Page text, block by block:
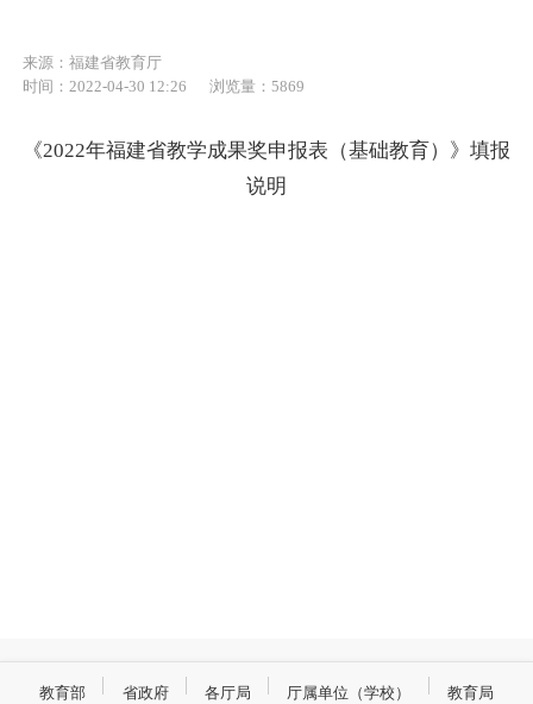
来源：福建省教育厅
时间：2022-04-30 12:26
浏览量：5869
《2022年福建省教学成果奖申报表（基础教育）》填报
说明
教育部 省政府 各厅局 厅属单位（学校） 教育局